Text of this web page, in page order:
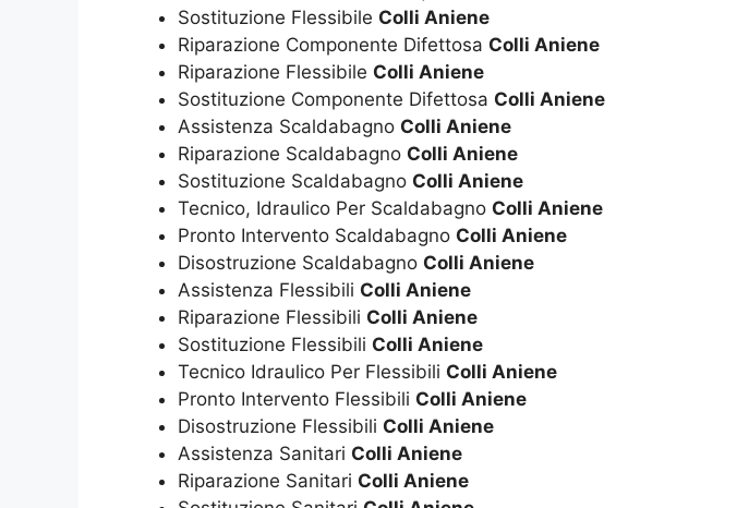
Sostituzione Flessibile Colli Aniene
Riparazione Componente Difettosa Colli Aniene
Riparazione Flessibile Colli Aniene
Sostituzione Componente Difettosa Colli Aniene
Assistenza Scaldabagno Colli Aniene
Riparazione Scaldabagno Colli Aniene
Sostituzione Scaldabagno Colli Aniene
Tecnico, Idraulico Per Scaldabagno Colli Aniene
Pronto Intervento Scaldabagno Colli Aniene
Disostruzione Scaldabagno Colli Aniene
Assistenza Flessibili Colli Aniene
Riparazione Flessibili Colli Aniene
Sostituzione Flessibili Colli Aniene
Tecnico Idraulico Per Flessibili Colli Aniene
Pronto Intervento Flessibili Colli Aniene
Disostruzione Flessibili Colli Aniene
Assistenza Sanitari Colli Aniene
Riparazione Sanitari Colli Aniene